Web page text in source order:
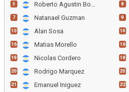
5 Roberto Agustin Bochi
7 Natanael Guzman
10 Alan Sosa
16 Matias Morello
19 Nicolas Cordero
20 Rodrigo Marquez
21 Emanuel Iniguez
8
9
14
16
18
20
22